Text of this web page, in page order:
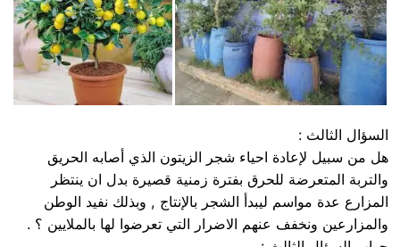
السؤال الثالث :
هل من سبيل لإعادة احياء شجر الزيتون الذي أصابه الحريق
والتربة المتعرضة للحرق بفترة زمنية قصيرة بدل ان ينتظر
المزارع عدة مواسم ليبدأ الشجر بالإنتاج , وبذلك نفيد الوطن
والمزارعين ونخفف عنهم الاضرار التي تعرضوا لها بالملايين ؟ .